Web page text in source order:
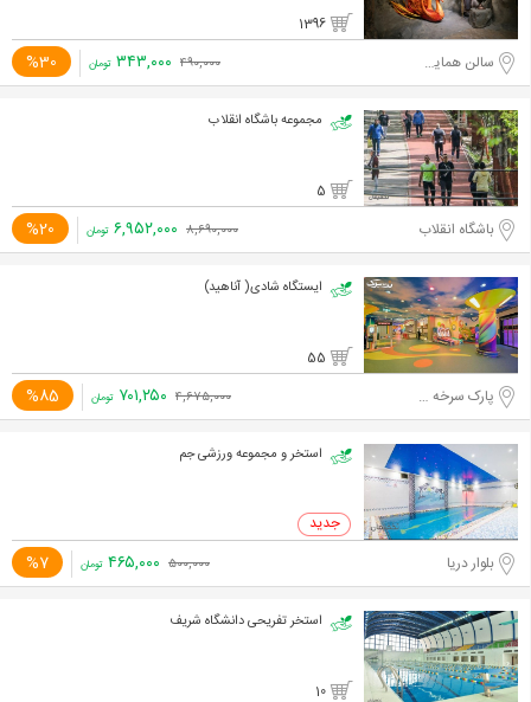
1396
سالن همایش های برج میلاد تهران %30 ۴۹۰,۰۰۰ ۳۴۳,۰۰۰ تومان
مجموعه باشگاه انقلاب
5
باشگاه انقلاب %20 ۸,۶۹۰,۰۰۰ ۶,۹۵۲,۰۰۰ تومان
ایستگاه شادی( آناهید)
55
پارک سرخه حصار %85 ۴,۶۷۵,۰۰۰ ۷۰۱,۲۵۰ تومان
استخر و مجموعه ورزشی جم
بلوار دریا %7 ۵۰۰,۰۰۰ ۴۶۵,۰۰۰ تومان
استخر تفریحی دانشگاه شریف
10